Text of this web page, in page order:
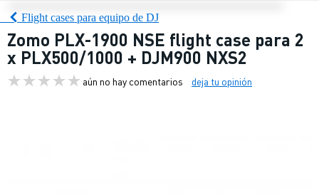
Flight cases para equipo de DJ
Zomo PLX-1900 NSE flight case para 2
x PLX500/1000 + DJM900 NXS2
aún no hay comentarios deja tu opinión